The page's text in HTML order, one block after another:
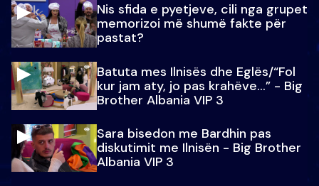
Nis sfida e pyetjeve, cili nga grupet
memorizoi më shumë fakte për
pastat?
Batuta mes Ilnisës dhe Eglës/“Fol
kur jam aty, jo pas krahëve…” - Big
Brother Albania VIP 3
Sara bisedon me Bardhin pas
diskutimit me Ilnisën - Big Brother
Albania VIP 3